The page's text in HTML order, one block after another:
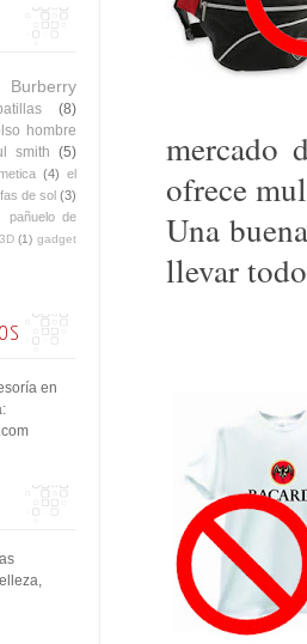
mercado
ofrece
Una
llevar
Burberry
(8)
hombre
smith (5)
(4) el
de sol (3)
pañuelo de
3D (1) gadget
en